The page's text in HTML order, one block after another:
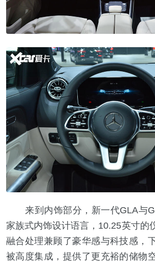
来到内饰部分，新一代GLA与
家族式内饰设计语言，10.25英寸的
融合处理兼顾了豪华感与科技感，
被高度集成，提供了更充裕的储物